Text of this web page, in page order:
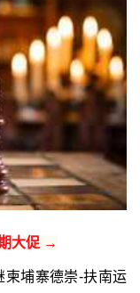
大促 →
柬埔寨德崇-扶南运